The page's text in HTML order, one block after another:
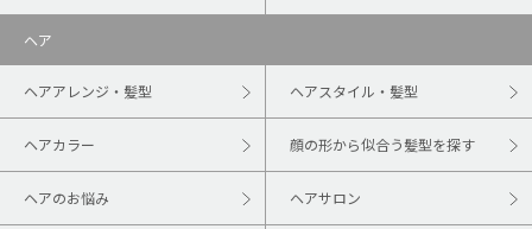
ヘア
ヘアアレンジ・髪型 ヘアスタイル・髪型
ヘアカラー 顔の形から似合う髪型を探す
ヘアのお悩み ヘアサロン